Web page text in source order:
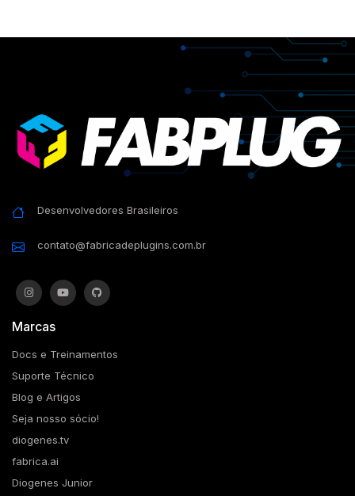
Desenvolvedores Brasileiros
contato@fabricadeplugins.com.br
Marcas
Docs e Treinamentos
Suporte Técnico
Blog e Artigos
Seja nosso sócio!
diogenes.tv
fabrica.ai
Diogenes Junior